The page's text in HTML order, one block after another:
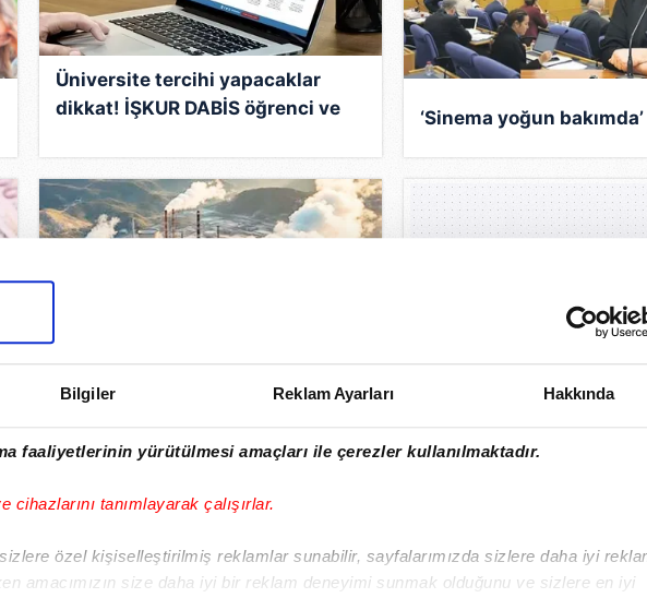
Bilgiler Reklam Ayarları Hakkında
faaliyetlerinin yürütülmesi amaçları ile çerezler kullanılmaktadır.
cihazlarını tanımlayarak çalışırlar.
özel kişiselleştirilmiş reklamlar sunabilir, sayfalarımızda sizlere daha iyi
amacımızın size daha iyi bir reklam deneyimi sunmak olduğunu ve sizlere en iyi
Üniversite tercihi yapacaklar
dikkat! İŞKUR DABİS öğrenci ve
‘Sinema yoğun bakımda’
Yatırımlar damga vergisinden